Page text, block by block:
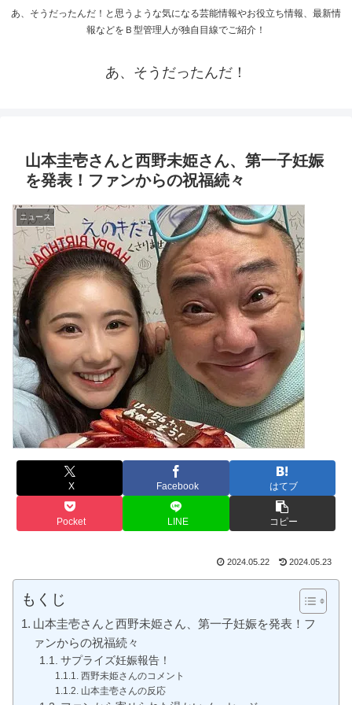
あ、そうだったんだ！と思うような気になる芸能情報やお役立ち情報、最新情
報などをＢ型管理人が独自目線でご紹介！
あ、そうだったんだ！
山本圭壱さんと西野未姫さん、第一子妊娠
を発表！ファンからの祝福続々
ニュース
X Facebook はてブ
Pocket LINE コピー
2024.05.22 2024.05.23
もくじ
山本圭壱さんと西野未姫さん、第一子妊娠を発表！フ
ァンからの祝福続々
サプライズ妊娠報告！
西野未姫さんのコメント
山本圭壱さんの反応